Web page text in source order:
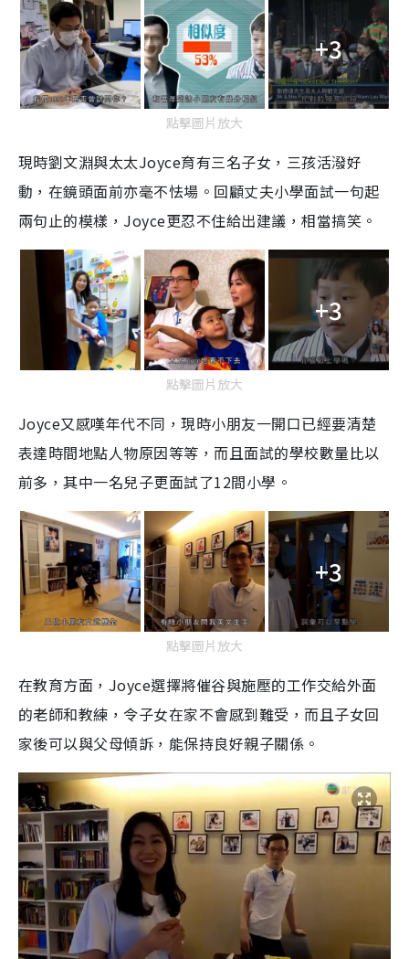
+3
點擊圖片放大
現時劉文淵與太太Joyce育有三名子女 ， 三孩活潑好
動 ，在鏡頭面前亦毫不怯場 。 回顧丈夫小學面試一句起
兩句止的模樣，Joyce更忍不住給出建議，相當搞笑。
+3
點擊圖片放大
Joyce又感嘆年代不同，現時小朋友一開口已經要清楚
表達時間地點人物原因等等，而且面試的學校數量比以
前多，其中一名兒子更面試了12間小學。
+3
點擊圖片放大
在教育方面， Joyce選擇將催谷與施壓的工作交給外面
的老師和教練，令子女在家不會感到難受，而且子女回
家後可以與父母傾訴，能保持良好親子關係 。